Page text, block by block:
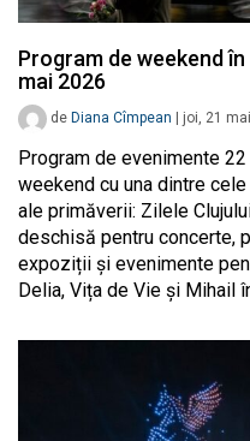
Program de weekend
mai 2026
de Diana Cîmpean joi, 21
Program de evenimente
weekend cu una dintre
ale primăverii: Zilele
deschisă pentru concerte,
expoziții și evenimente
Delia, Vița de Vie și Mihail